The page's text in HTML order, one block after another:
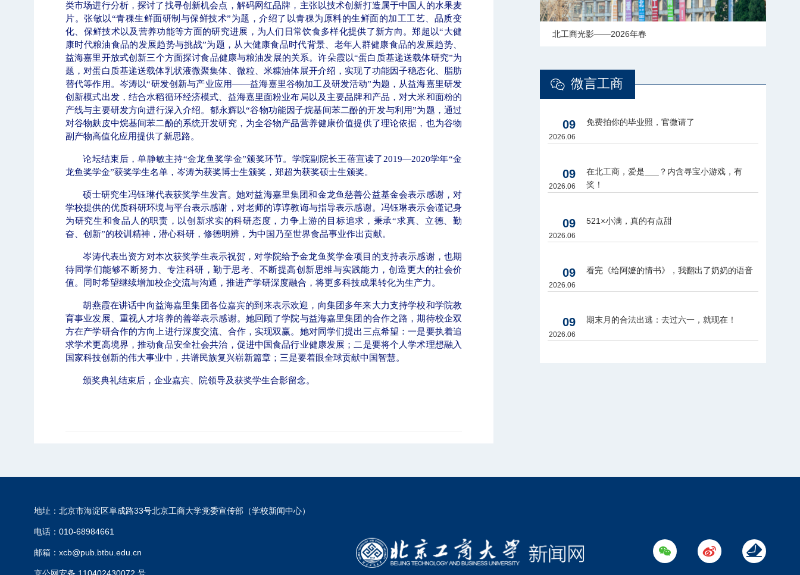
类市场进行分析，探讨了找寻创新机会点，解码网红品牌，主张以技术创新打造属于中国人的水果麦
片。张敏以“青稞生鲜面研制与保鲜技术”为题，介绍了以青稞为原料的生鲜面的加工工艺、品质变
化、保鲜技术以及营养功能等方面的研究进展，为人们日常饮食多样化提供了新方向。郑超以“大健
康时代粮油食品的发展趋势与挑战”为题，从大健康食品时代背景、老年人群健康食品的发展趋势、
益海嘉里开放式创新三个方面探讨食品健康与粮油发展的关系。许朵霞以“蛋白质基递送载体研究”为
题，对蛋白质基递送载体乳状液微聚集体、微粒、米糠油体展开介绍，实现了功能因子稳态化、脂肪
替代等作用。 岑涛以“研发创新与产业应用——益海嘉里谷物加工及研发活动”为题，从益海嘉里研发
创新模式出发，结合水稻循环经济模式、益海嘉里面粉业布局以及主要品牌和产品，对大米和面粉的
产线与主要研发方向进行深入介绍。 郁永辉以“谷物功能因子烷基间苯二酚的开发与利用”为题，通过
对谷物麸皮中烷基间苯二酚的系统开发研究，为全谷物产品营养健康价值提供了理论依据，也为谷物
副产物高值化应用提供了新思路。
论坛结束后，单静敏主持“金龙鱼奖学金”颁奖环节。学院副院长王蓓宣读了 2019—2020学年“金
龙鱼奖学金”获奖学生名单，岑涛为获奖博士生颁奖，郑超为获奖硕士生颁奖。
硕士研究生冯钰琳代表获奖学生发言。她对益海嘉里集团和金龙鱼慈善公益基金会表示感谢，对
学校提供的优质科研环境与平台表示感谢，对老师的谆谆教诲与指导表示感谢。冯钰琳表示会谨记身
为研究生和食品人的职责，以创新求实的科研态度，力争上游的目标追求，秉承“求真、立德、勤
奋、创新”的校训精神，潜心科研，修德明辨，为中国乃至世界食品事业作出贡献。
岑涛代表出资方对本次获奖学生表示祝贺，对学院给予金龙鱼奖学金项目的支持表示感谢，也期
待同学们能够不断努力、专注科研，勤于思考、不断提高创新思维与实践能力，创造更大的社会价
值。同时希望继续增加校企交流与沟通，推进产学研深度融合，将更多科技成果转化为生产力。
胡燕霞在讲话中向益海嘉里集团各位嘉宾的到来表示欢迎，向集团多年来大力支持学校和学院教
育事业发展、重视人才培养的善举表示感谢。她回顾了学院与益海嘉里集团的合作之路，期待校企双
方在产学研合作的方向上进行深度交流、合作，实现双赢。她对同学们提出三点希望：一是要执着追
求学术更高境界，推动食品安全社会共治，促进中国食品行业健康发展；二是要将个人学术理想融入
国家科技创新的伟大事业中，共谱民族复兴崭新篇章；三是要着眼全球贡献中国智慧。
颁奖典礼结束后，企业嘉宾、院领导及获奖学生合影留念。
北工商光影——2025年冬天 北工商光影——2026年北工商的夏 北工商光影——2026年春
微言工商
09
2026.06
免费拍你的毕业照，官微请了
09
2026.06
在北工商，爱是___？内含寻宝小游戏，有
奖！
09
2026.06
521×小满，真的有点甜
09
2026.06
看完《给阿嬷的情书》，我翻出了奶奶的语音
09
2026.06
期末月的合法出逃：去过六一，就现在！
地址：北京市海淀区阜成路33号北京工商大学党委宣传部（学校新闻中心）
电话：010-68984661
邮箱：xcb@pub.btbu.edu.cn